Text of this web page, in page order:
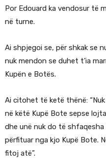
Por Edouard ka vendosur të
në turne.
Ai shpjegoi se, për shkak se
nuk mendon se duhet t’ia
Kupën e Botës.
Ai citohet të ketë thënë:
në këtë Kupë Bote sepse
dhe unë nuk do të
përfituar nga kjo Kupë Bote.
fitoj atë”.